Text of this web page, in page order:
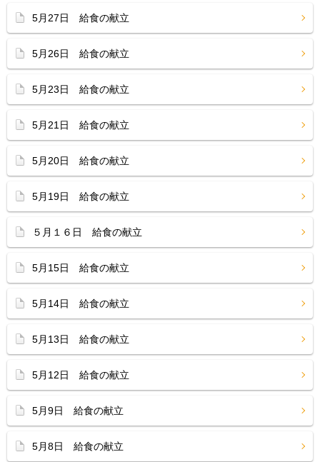
5月27日 給食の献立
5月26日 給食の献立
5月23日 給食の献立
5月21日 給食の献立
5月20日 給食の献立
5月19日 給食の献立
５月１６日 給食の献立
5月15日 給食の献立
5月14日 給食の献立
5月13日 給食の献立
5月12日 給食の献立
5月9日 給食の献立
5月8日 給食の献立